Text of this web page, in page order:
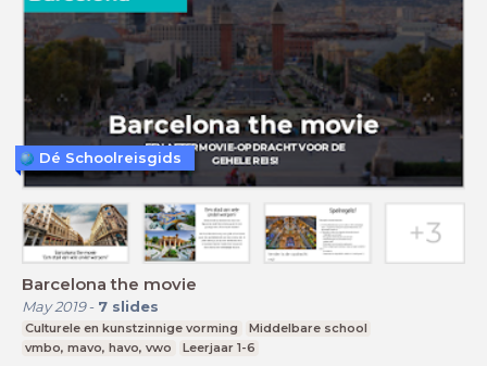
Barcelona the movie
May 2019- 7 slides
Culturele en kunstzinnige vorming
Middelbare school
vmbo, mavo, havo, vwo
Leerjaar 1-6
Dé Schoolreisgids